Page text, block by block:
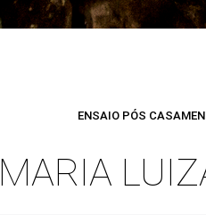
ENSAIO PÓS
MARIA